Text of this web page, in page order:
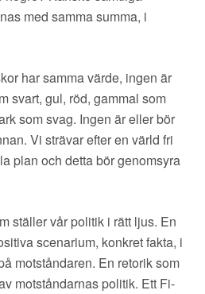
med samma summa, i
har samma värde, ingen är
svart, gul, röd, gammal som
som svag. Ingen är eller bör
Vi strävar efter en värld fri
plan och detta bör genomsyra
ställer vår politik i rätt ljus. En
scenarium, konkret fakta, i
motståndaren. En retorik som
motståndarnas politik. Ett Fi-